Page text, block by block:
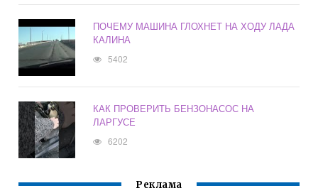
ПОЧЕМУ МАШИНА ГЛОХНЕТ НА ХОДУ ЛАДА
КАЛИНА
5402
КАК ПРОВЕРИТЬ БЕНЗОНАСОС НА
ЛАРГУСЕ
6202
Реклама